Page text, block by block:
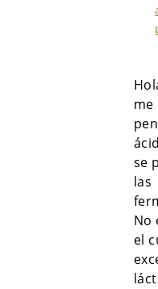
me
se
las
No
el